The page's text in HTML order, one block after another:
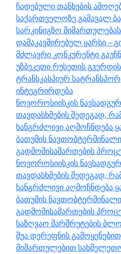
ჩადებული თანხების
საქართველოზე გამავალ
სარკინიგზო
დამაკავშირებელ ყარსი –
მძლავრი კონკურენტი
უზბეკეთი რუსეთის
ტრანსკასპიურ
ინტეგრირდება
ნოვოროსიისკის
თავდასხმების შედეგად,
ხანგრძლივი აღმოჩნდება
ბათუმის
გადმომისამართების
ნოვოროსიისკის
თავდასხმების შედეგად,
ხანგრძლივი აღმოჩნდება
ბათუმის
გადმომისამართების
საზღვაო მარშრუტების
შუა დერეფნის
მიმართულებით